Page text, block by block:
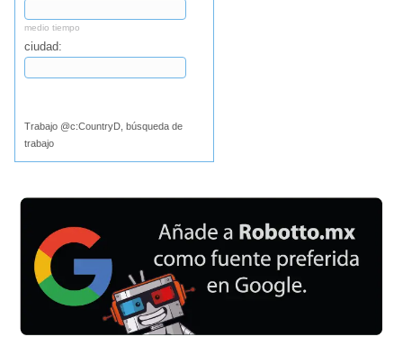
medio tiempo
ciudad:
Trabajo @c:CountryD, búsqueda de
trabajo